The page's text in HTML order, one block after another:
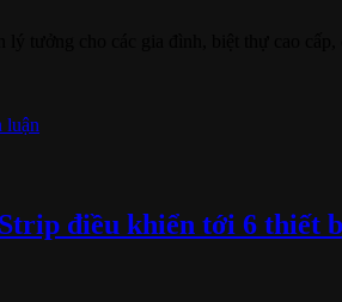
luận
điều khiển tới 6 thiết